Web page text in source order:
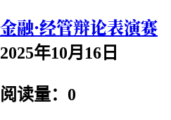
金融·经管辩论表演赛
2025年10月16日
阅读量：0